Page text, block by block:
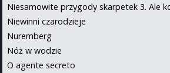
Niesamowite przygody skarpetek 3. Ale
Niewinni czarodzieje
Nuremberg
Nóż w wodzie
O agente secreto